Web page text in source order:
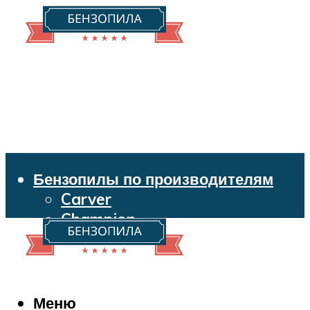
Бензопилы по производителям
Carver
Champion
Echo
Husqvarna
Makita
Меню